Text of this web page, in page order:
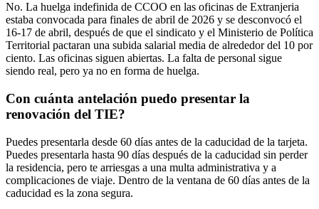
No. La huelga indefinida de CCOO en las oficinas de Extranjeria
estaba convocada para finales de abril de 2026 y se desconvocó el
16-17 de abril, después de que el sindicato y el Ministerio de Política
Territorial pactaran una subida salarial media de alrededor del 10 por
ciento. Las oficinas siguen abiertas. La falta de personal sigue
siendo real, pero ya no en forma de huelga.
Con cuánta antelación puedo presentar la
renovación del TIE?
Puedes presentarla desde 60 días antes de la caducidad de la tarjeta.
Puedes presentarla hasta 90 días después de la caducidad sin perder
la residencia, pero te arriesgas a una multa administrativa y a
complicaciones de viaje. Dentro de la ventana de 60 días antes de la
caducidad es la zona segura.